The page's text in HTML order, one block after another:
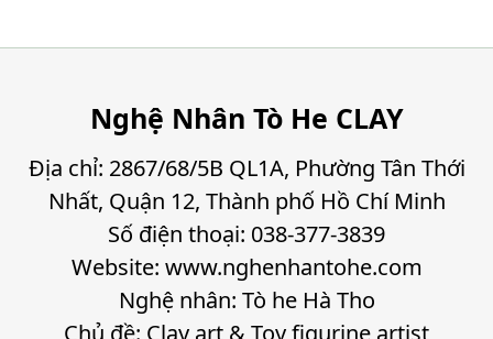
Nghệ Nhân Tò He CLAY
Địa chỉ: 2867/68/5B QL1A, Phường Tân Thới
Nhất, Quận 12, Thành phố Hồ Chí Minh
Số điện thoại: 038-377-3839
Website: www.nghenhantohe.com
Nghệ nhân: Tò he Hà Tho
Chủ đề: Clay art & Toy figurine artist